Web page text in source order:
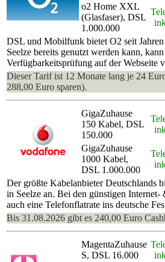
o2 Home XXL
(Glasfaser), DSL
1.000.000
DSL und Mobilfunk bietet O2 seit
Seelze bereits genutzt werden kann,
Verfügbarkeitsprüfung auf der Webseite
Dieser Tarif ist 12 Monate lang je 24
288,00 Euro sparen).
GigaZuhause
150 Kabel, DSL
150.000
GigaZuhause
1000 Kabel,
DSL 1.000.000
Der größte Kabelanbieter Deutschlands
in Seelze an. Bei den günstigen
auch eine Telefonflatrate ins deutsche
Bis 31.08.2026 gibt es 240,00 Euro
MagentaZuhause
S, DSL 16.000